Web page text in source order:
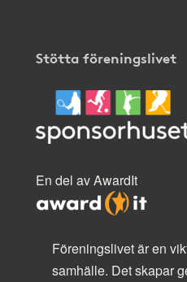
Stötta föreningslivet
En del av AwardIt
Föreningslivet är en
samhälle. Det skapar